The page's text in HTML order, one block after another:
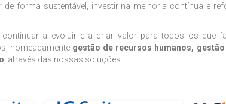
forma sustentável, investir na melhoria contínua e
continuar a evoluir e a criar valor para todos os que
nomeadamente gestão de recursos humanos,
, através das nossas soluções: